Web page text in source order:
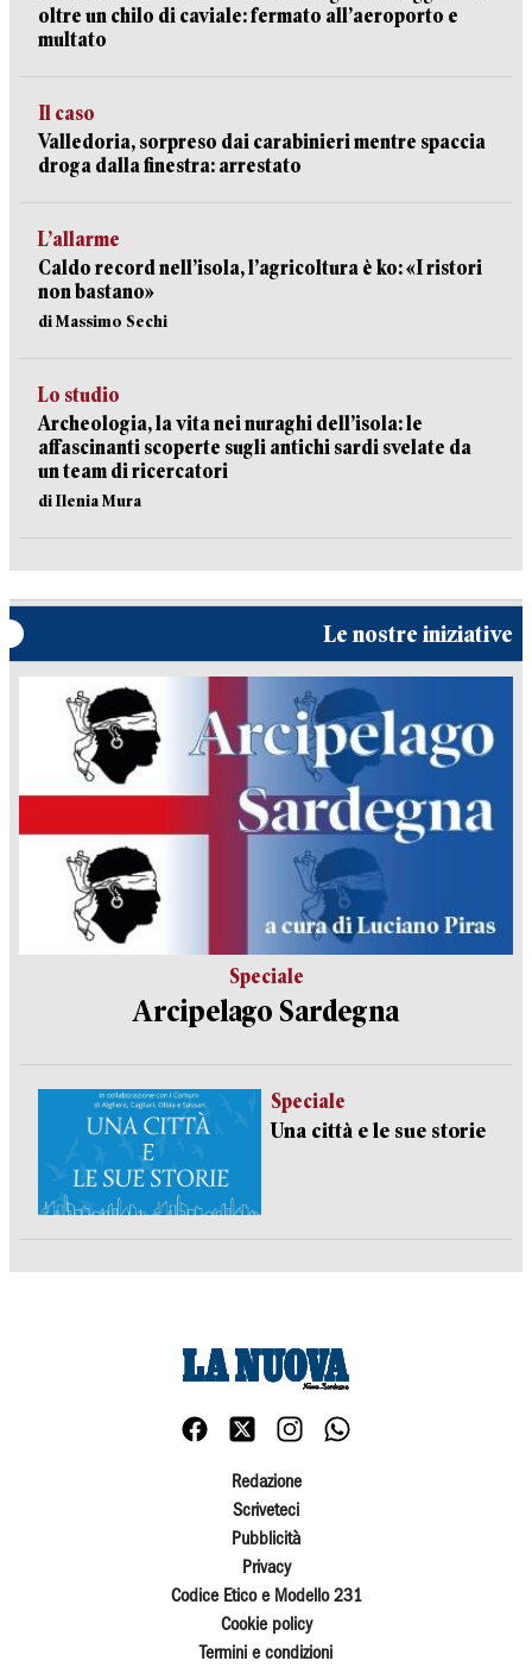
oltre un chilo di caviale: fermato all’aeroporto e
multato
Il caso
Valledoria, sorpreso dai carabinieri mentre spaccia
droga dalla finestra: arrestato
L’allarme
Caldo record nell’isola, l’agricoltura è ko: «I ristori
non bastano»
di Massimo Sechi
Lo studio
Archeologia, la vita nei nuraghi dell’isola: le
affascinanti scoperte sugli antichi sardi svelate da
un team di ricercatori
di Ilenia Mura
Le nostre iniziative
Speciale
Arcipelago Sardegna
Speciale
Una città e le sue storie
Redazione
Scriveteci
Pubblicità
Privacy
Codice Etico e Modello 231
Cookie policy
Termini e condizioni